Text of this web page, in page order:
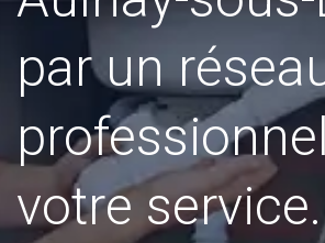
par un
votre service.